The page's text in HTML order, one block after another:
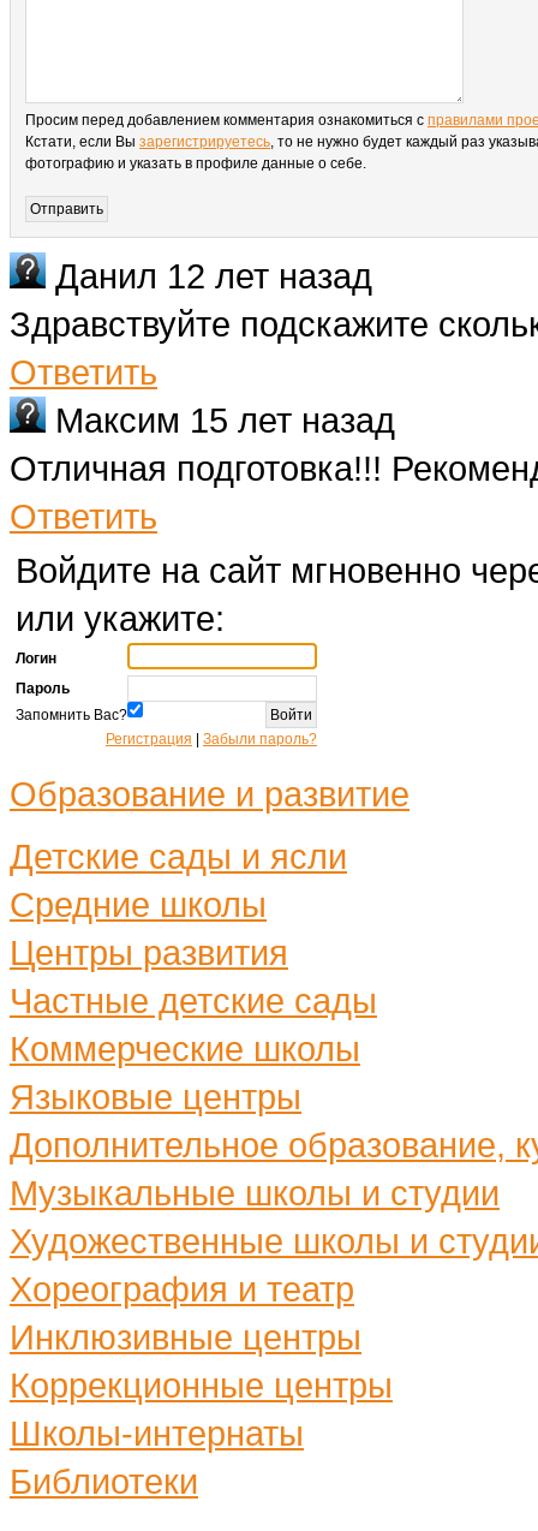
Просим перед добавлением комментария ознакомиться с правилами
Кстати, если Вы зарегистрируетесь, то не нужно будет каждый раз
фотографию и указать в профиле данные о себе.
Данил 12 лет назад
Здравствуйте подскажите
Ответить
Максим 15 лет назад
Отличная подготовка!!!
Ответить
Войдите на сайт мгновенно
или укажите:
Логин
Пароль
Запомнить Вас?
Регистрация
Забыли пароль?
Образование и развитие
Детские сады и ясли
Средние школы
Центры развития
Частные детские сады
Коммерческие школы
Языковые центры
Дополнительное образование,
Музыкальные школы и студии
Художественные школы и
Хореография и театр
Инклюзивные центры
Коррекционные центры
Школы-интернаты
Библиотеки